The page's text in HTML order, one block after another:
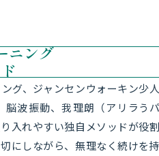
脳波振動、我理朗（アリラ
入れやすい独自メソッドが
にしながら、無理なく続け
す。
う
を